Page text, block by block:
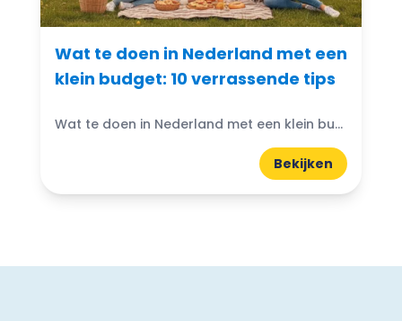
Wat te doen in Nederland met een
klein budget: 10 verrassende tips
Wat te doen in Nederland met een klein budget? Gelukkig zijn er volop budgetvriendelijke uitjes te vinden! Of je nu houdt van de natuur, cultuur of avontuur, er is altijd...
Bekijken